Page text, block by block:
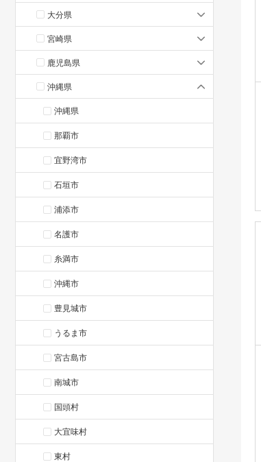
大分県
宮崎県
鹿児島県
沖縄県
沖縄県
那覇市
宜野湾市
石垣市
浦添市
名護市
糸満市
沖縄市
豊見城市
うるま市
宮古島市
南城市
国頭村
大宜味村
東村